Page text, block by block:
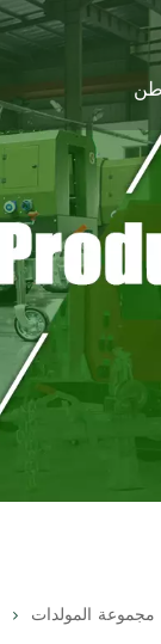
مجموعة المولدات